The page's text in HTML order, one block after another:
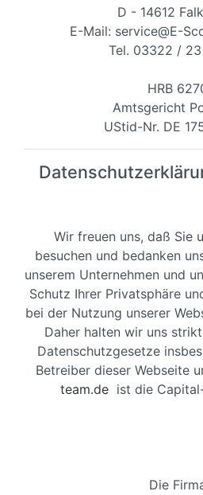
D - 14612
E-Mail: service@E-
Tel. 03322 /
HRB
Amtsgericht
UStid-Nr. DE
Wir freuen uns, daß Sie
besuchen und bedanken
unserem Unternehmen und
Schutz Ihrer Privatsphäre
bei der Nutzung unserer
Daher halten wir uns
Datenschutzgesetze
Betreiber dieser Webseite
team.de ist die
Die